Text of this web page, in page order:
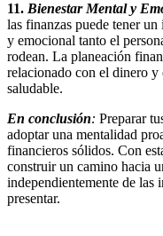
11. Bienestar Mental y
las finanzas puede tener
y emocional tanto el
rodean. La planeación
relacionado con el dinero
saludable.
En conclusión: Preparar
adoptar una mentalidad
financieros sólidos. Con
construir un camino hacia
independientemente de las
presentar.